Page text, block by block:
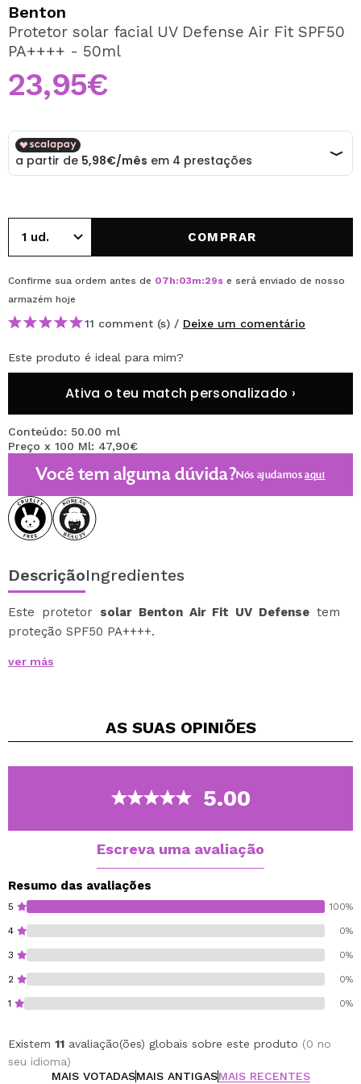
Ao criar uma conta no Maquibeauty.pt pode fazer as suas
compras rapidamente, verificar o estado das suas
Benton
Protetor solar facial UV Defense Air Fit SPF50
PA++++ - 50ml
23,95€
COMPRAR
Confirme sua ordem antes de 07h:03m:29s e será enviado de nosso
armazém hoje
11 comment (s) / Deixe um comentário
Este produto é ideal para mim?
Ativa o teu match personalizado ›
Conteúdo: 50.00 ml
Preço x 100 Ml: 47,90€
Você tem alguma dúvida?Nós ajudamosaqui
DescriçãoIngredientes
Este protetor solar Benton Air Fit UV Defense tem
proteção SPF50 PA++++.
máscara ou marcas brancas.
para peles que adoram texturas leves.
asiatica e pantenol, três ingredientes calmantes e
reparadores, ingredientes calmantes e reparadores,
que o ajudarão a prevenir o aparecimento de espinhas
Eles também vão te ajudar na hora de reduzir as linhas
Cruelty-Free.
Vegan.
ver más
AS SUAS OPINIÕES
5.00
Escreva uma avaliação
Resumo das avaliações
5 100%
4 0%
3 0%
2 0%
1 0%
Existem 11 avaliação(ões) globais sobre este produto (0 no
seu idioma)
MAIS VOTADASMAIS ANTIGASMAIS RECENTES